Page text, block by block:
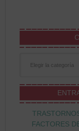
FACTORES